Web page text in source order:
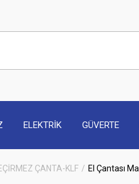
ELEKTRİK GÜVERTE
ÇANTA-KLF El Çantası